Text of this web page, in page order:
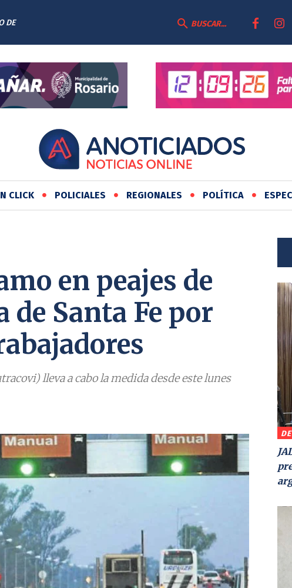
DE
BUSCAR...
CLICK POLICIALES REGIONALES POLÍTICA
en peajes de
Santa Fe por
lleva a cabo la medida desde este lunes